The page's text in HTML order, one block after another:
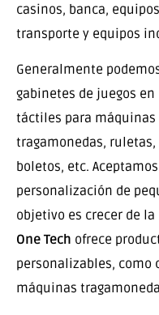
casinos, banca,
transporte y equipos
Generalmente
gabinetes de juegos
táctiles para
tragamonedas,
boletos, etc.
personalización de
objetivo es crecer de
One Tech ofrece
personalizables, como
máquinas